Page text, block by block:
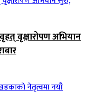
वृक्षारोपण अभियान